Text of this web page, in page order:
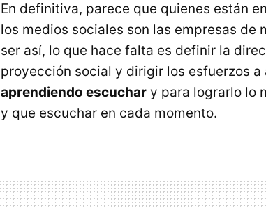
En definitiva, parece que quienes están
los medios sociales son las empresas de
ser así, lo que hace falta es definir la
proyección social y dirigir los esfuerzos a
aprendiendo escuchar y para lograrlo lo
y que escuchar en cada momento.